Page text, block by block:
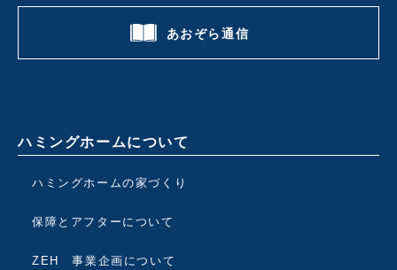
あおぞら通信
ハミングホームについて
ハミングホームの家づくり
保障とアフターについて
ZEH 事業企画について